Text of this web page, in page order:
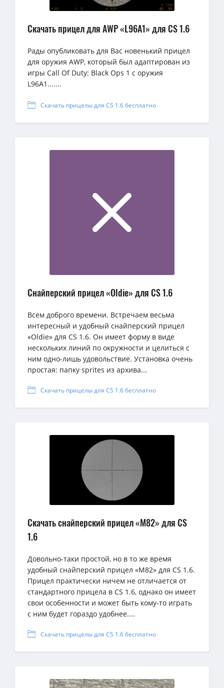
Скачать прицел для AWP «L96A1» для CS 1.6
Рады опубликовать для Вас новенький прицел
для оружия AWP, который был адаптирован из
игры Call Of Duty: Black Ops 1 с оружия
L96A1.......
Скачать прицелы для CS 1.6 бесплатно
Снайперский прицел «Oldie» для CS 1.6
Всем доброго времени. Встречаем весьма
интересный и удобный снайперский прицел
«Oldie» для CS 1.6. Он имеет форму в виде
нескольких линий по окружности и целиться с
ним одно-лишь удовольствие. Установка очень
простая: папку sprites из архива...
Скачать прицелы для CS 1.6 бесплатно
Скачать снайперский прицел «M82» для CS
1.6
Довольно-таки простой, но в то же время
удобный снайперский прицел «M82» для CS 1.6.
Прицел практически ничем не отличается от
стандартного прицела в CS 1.6, однако он имеет
свои особенности и может быть кому-то играть
с ним будет гораздо удобнее....
Скачать прицелы для CS 1.6 бесплатно